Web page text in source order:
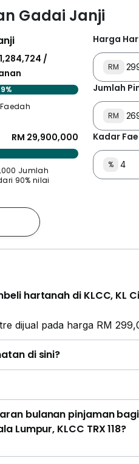
Gadai Janji
/
RM 29,900,000
Jumlah
90% nilai
Harga
RM
Jumlah
RM
Kadar
%
hartanah di KLCC, KL
dijual pada harga RM
di sini?
bulanan pinjaman
Lumpur, KLCC TRX 118?